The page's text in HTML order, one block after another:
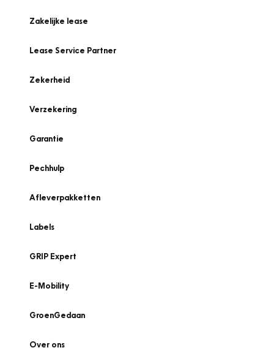
Zakelijke lease
Lease Service Partner
Zekerheid
Verzekering
Garantie
Pechhulp
Afleverpakketten
Labels
GRIP Expert
E-Mobility
GroenGedaan
Over ons